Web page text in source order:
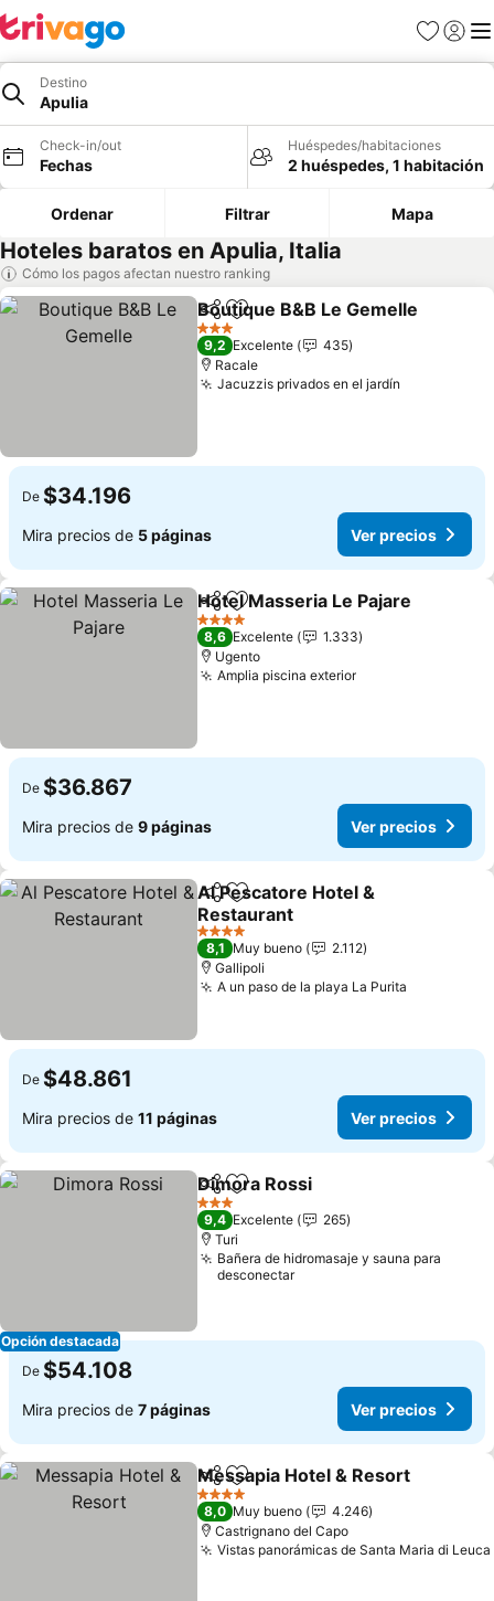
Favoritos
Iniciar
Destino
Apulia
Check-in/out
Fechas
Huéspedes/habitaciones
2 huéspedes, 1 habitación
Ordenar Filtrar Mapa
Hoteles baratos en Apulia, Italia
Cómo los pagos afectan nuestro ranking
CompartirAgregar a favoritos
Boutique B&B Le Gemelle
3 Estrellas
9,2 Excelente
435
Racale
Jacuzzis privados en el jardín
De $34.196
Mira precios de 5 páginas Ver precios
CompartirAgregar a favoritos
Hotel Masseria Le Pajare
4 Estrellas
8,6 Excelente
1.333
Ugento
Amplia piscina exterior
De $36.867
Mira precios de 9 páginas Ver precios
CompartirAgregar a favoritos
Al Pescatore Hotel &
Restaurant
4 Estrellas
8,1 Muy bueno
2.112
Gallipoli
A un paso de la playa La Purita
De $48.861
Mira precios de 11 páginas Ver precios
Opción destacada
CompartirAgregar a favoritos
Dimora Rossi
3 Estrellas
9,4 Excelente
265
Turi
Bañera de hidromasaje y sauna para
desconectar
De $54.108
Mira precios de 7 páginas Ver precios
CompartirAgregar a favoritos
Messapia Hotel & Resort
4 Estrellas
8,0 Muy bueno
4.246
Castrignano del Capo
Vistas panorámicas de Santa Maria di Leuca